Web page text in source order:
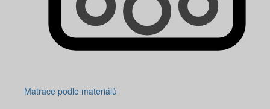
Matrace podle materiálů